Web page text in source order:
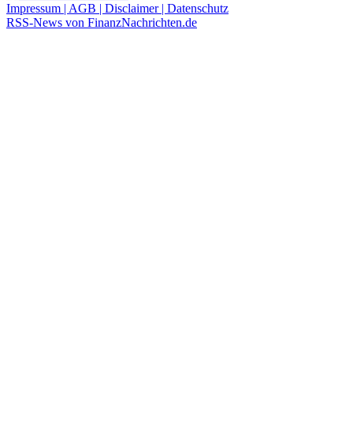
Impressum | AGB | Disclaimer | Datenschutz
RSS-News von FinanzNachrichten.de